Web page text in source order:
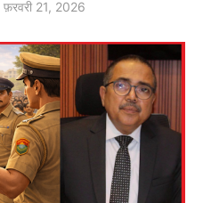
फ़रवरी 21, 2026